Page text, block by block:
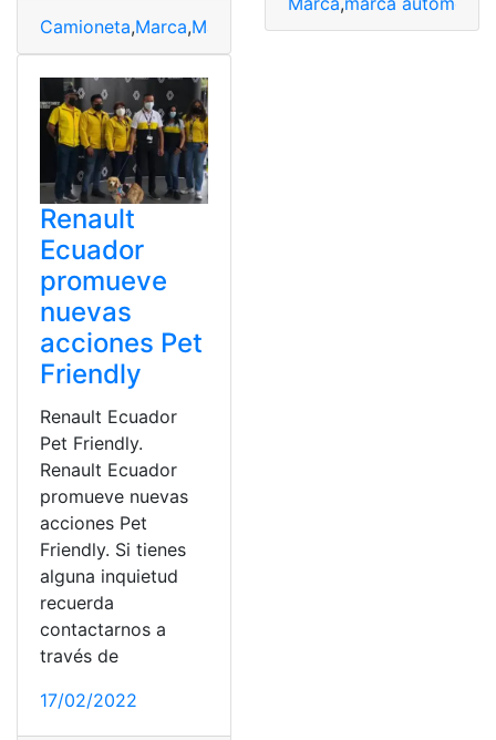
Camioneta,Marca,Marca Aunt Jemima,marca
Renault
Ecuador
promueve
nuevas
acciones Pet
Friendly
Renault Ecuador
Pet Friendly.
Renault Ecuador
promueve nuevas
acciones Pet
Friendly. Si tienes
alguna inquietud
recuerda
contactarnos a
través de
17/02/2022